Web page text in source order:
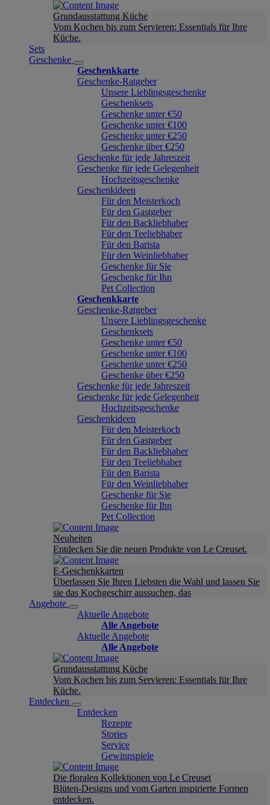
Grundausstattung Küche
Vom Kochen bis zum Servieren: Essentials für Ihre
Küche.
Sets
Geschenke
Geschenkkarte
Geschenke-Ratgeber
Unsere Lieblingsgeschenke
Geschenksets
Geschenke unter €50
Geschenke unter €100
Geschenke unter €250
Geschenke über €250
Geschenke für jede Jahreszeit
Geschenke für jede Gelegenheit
Hochzeitsgeschenke
Geschenkideen
Für den Meisterkoch
Für den Gastgeber
Für den Backliebhaber
Für den Teeliebhaber
Für den Barista
Für den Weinliebhaber
Geschenke für Sie
Geschenke für Ihn
Pet Collection
Geschenkkarte
Geschenke-Ratgeber
Unsere Lieblingsgeschenke
Geschenksets
Geschenke unter €50
Geschenke unter €100
Geschenke unter €250
Geschenke über €250
Geschenke für jede Jahreszeit
Geschenke für jede Gelegenheit
Hochzeitsgeschenke
Geschenkideen
Für den Meisterkoch
Für den Gastgeber
Für den Backliebhaber
Für den Teeliebhaber
Für den Barista
Für den Weinliebhaber
Geschenke für Sie
Geschenke für Ihn
Pet Collection
Neuheiten
Entdecken Sie die neuen Produkte von Le Creuset.
E-Geschenkkarten
Überlassen Sie Ihren Liebsten die Wahl und lassen Sie
sie das Kochgeschirr aussuchen, das
Angebote
Aktuelle Angebote
Alle Angebote
Aktuelle Angebote
Alle Angebote
Grundausstattung Küche
Vom Kochen bis zum Servieren: Essentials für Ihre
Küche.
Entdecken
Entdecken
Rezepte
Stories
Service
Gewinnspiele
Die floralen Kollektionen von Le Creuset
Blüten-Designs und vom Garten inspirierte Formen
entdecken.